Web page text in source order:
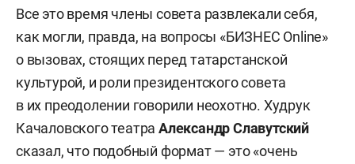
Все это время члены совета развлекали себя,
как могли, правда, на вопросы «БИЗНЕС Online»
о вызовах, стоящих перед татарстанской
культурой, и роли президентского совета
в их преодолении говорили неохотно. Худрук
Качаловского театраАлександр Славутский
сказал, что подобный формат — это «очень